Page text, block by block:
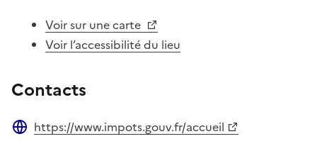
Voir sur une carte
Voir l’accessibilité du lieu
Contacts
https://www.impots.gouv.fr/accueil